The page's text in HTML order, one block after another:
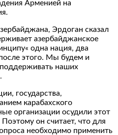
Арменией на
Эрдоган сказал
азербайджанское
одна нация, два
этого. Мы будем и
наших
государства,
карабахского
организации осудили этот
он считает, что для
необходимо применить